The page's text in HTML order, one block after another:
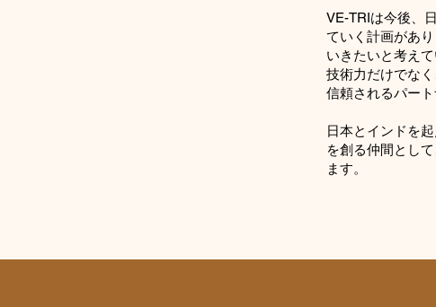
VE-TRIは今後、
ていく計画があ
いきたいと考えて
技術力だけでな
信頼されるパー
日本とインドを
を創る仲間とし
ます。